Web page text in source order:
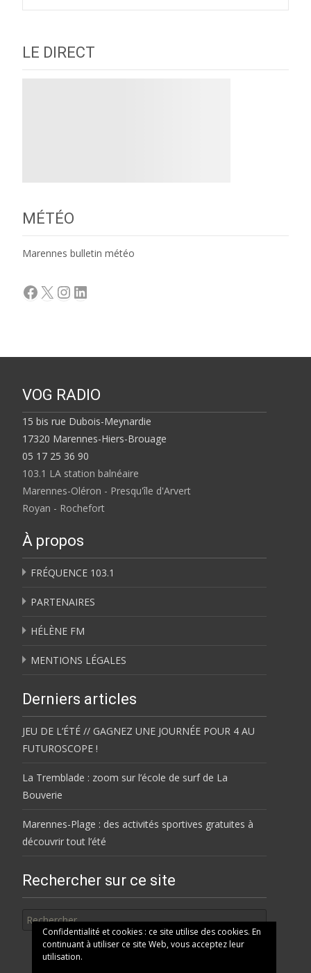
LE DIRECT
MÉTÉO
Marennes bulletin météo
Facebook
X Instagram
LinkedIn
VOG RADIO
15 bis rue Dubois-Meynardie
17320 Marennes-Hiers-Brouage
05 17 25 36 90
103.1 LA station balnéaire
Marennes-Oléron - Presqu'île d'Arvert
Royan - Rochefort
À propos
FRÉQUENCE 103.1
PARTENAIRES
HÉLÈNE FM
MENTIONS LÉGALES
Derniers articles
JEU DE L’ÉTÉ // GAGNEZ UNE JOURNÉE POUR 4 AU
FUTUROSCOPE !
La Tremblade : zoom sur l’école de surf de La
Bouverie
Marennes-Plage : des activités sportives gratuites à
découvrir tout l’été
Rechercher sur ce site
Confidentialité et cookies : ce site utilise des cookies. En
continuant à utiliser ce site Web, vous acceptez leur
utilisation.